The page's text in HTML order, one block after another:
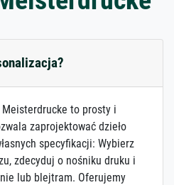
to prosty i
zaprojektować dzieło
specyfikacji: Wybierz
zdecyduj o nośniku druku i
lub blejtram. Oferujemy